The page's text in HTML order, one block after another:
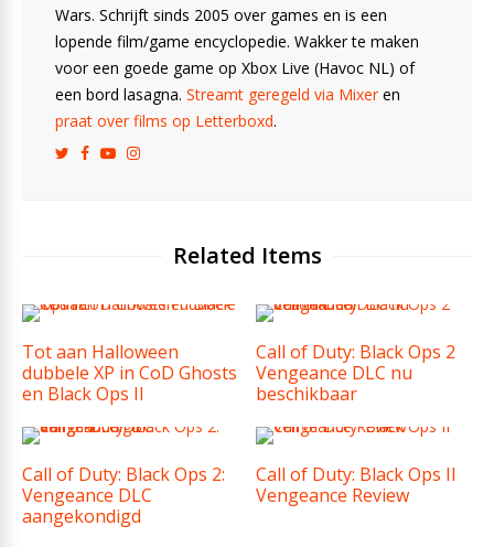
Wars. Schrijft sinds 2005 over games en is een
lopende film/game encyclopedie. Wakker te maken
voor een goede game op Xbox Live (Havoc NL) of
een bord lasagna. Streamt geregeld via Mixeren
praat over films op Letterboxd.
Related Items
Tot aan Halloween
dubbele XP in CoD Ghosts
en Black Ops II
Call of Duty: Black Ops 2
Vengeance DLC nu
beschikbaar
Call of Duty: Black Ops 2:
Vengeance DLC
aangekondigd
Call of Duty: Black Ops II
Vengeance Review